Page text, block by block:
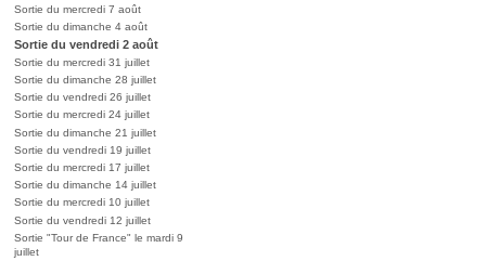
Sortie du mercredi 7 août
Sortie du dimanche 4 août
Sortie du vendredi 2 août
Sortie du mercredi 31 juillet
Sortie du dimanche 28 juillet
Sortie du vendredi 26 juillet
Sortie du mercredi 24 juillet
Sortie du dimanche 21 juillet
Sortie du vendredi 19 juillet
Sortie du mercredi 17 juillet
Sortie du dimanche 14 juillet
Sortie du mercredi 10 juillet
Sortie du vendredi 12 juillet
Sortie "Tour de France" le mardi 9
juillet